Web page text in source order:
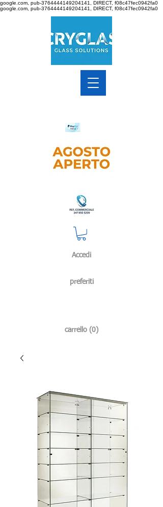
google.com, pub-3764444149204141, DIRECT, f08c47fec0942fa0
google.com, pub-3764444149204141, DIRECT, f08c47fec0942fa0
Accedi
preferiti
carrello (0)